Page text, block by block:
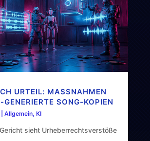
URTEIL: MASSNAHMEN G
SONG-KOPIEN
Allgemein, KI
sieht Urheberrechtsverstöße